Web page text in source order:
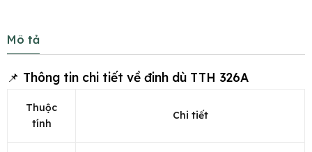
Mô tả
📌 Thông tin chi tiết về đinh dù TTH 326A
Thuộc
tính
Chi tiết